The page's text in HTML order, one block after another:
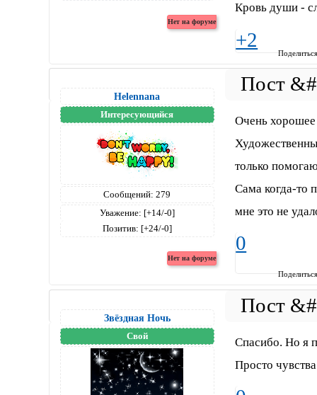
Кровь души -
+2
Helennana
Интересующийся
Сообщений: 279
Уважение: [+14/-0]
Позитив: [+24/-0]
Очень хорошее
только
Сама когда-то
мне это не
0
Звёздная Ночь
Свой
Cпасибо. Но я
Просто